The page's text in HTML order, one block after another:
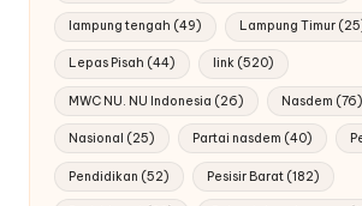
lampung tengah (49) Lampung Timur
Lepas Pisah (44) link(520)
MWC NU. NU Indonesia (26) Nasdem (76)
Nasional (25) Partai nasdem (40)
Pendidikan (52) Pesisir Barat(182)